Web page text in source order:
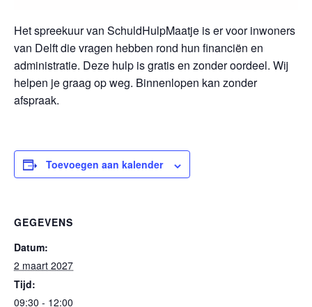
Het spreekuur van SchuldHulpMaatje is er voor inwoners
van Delft die vragen hebben rond hun financiën en
administratie. Deze hulp is gratis en zonder oordeel. Wij
helpen je graag op weg. Binnenlopen kan zonder
afspraak.
Toevoegen aan kalender
GEGEVENS
Datum:
2 maart 2027
Tijd:
09:30 - 12:00